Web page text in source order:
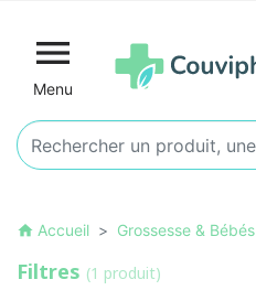

Menu
home Accueil Grossesse & Bébés
Filtres (1 produit)